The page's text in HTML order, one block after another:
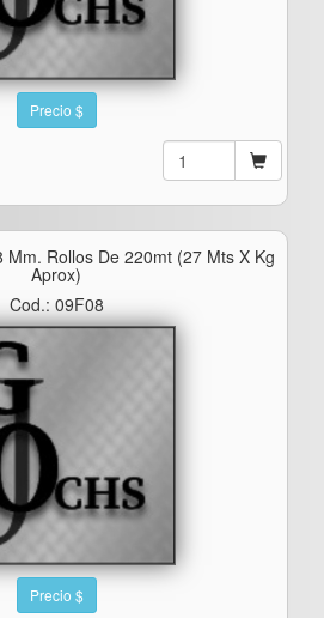
Precio $
Rollos De 220mt (27 Mts X Kg
Aprox)
Cod.: 09F08
Precio $